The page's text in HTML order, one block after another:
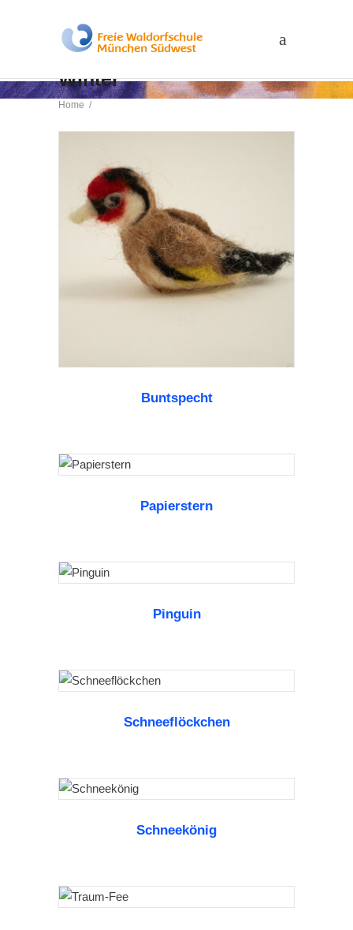
Winter
Home /
Buntspecht
WEITERLESEN
Papierstern
WEITERLESEN
Pinguin
WEITERLESEN
Schneeflöckchen
WEITERLESEN
Schneekönig